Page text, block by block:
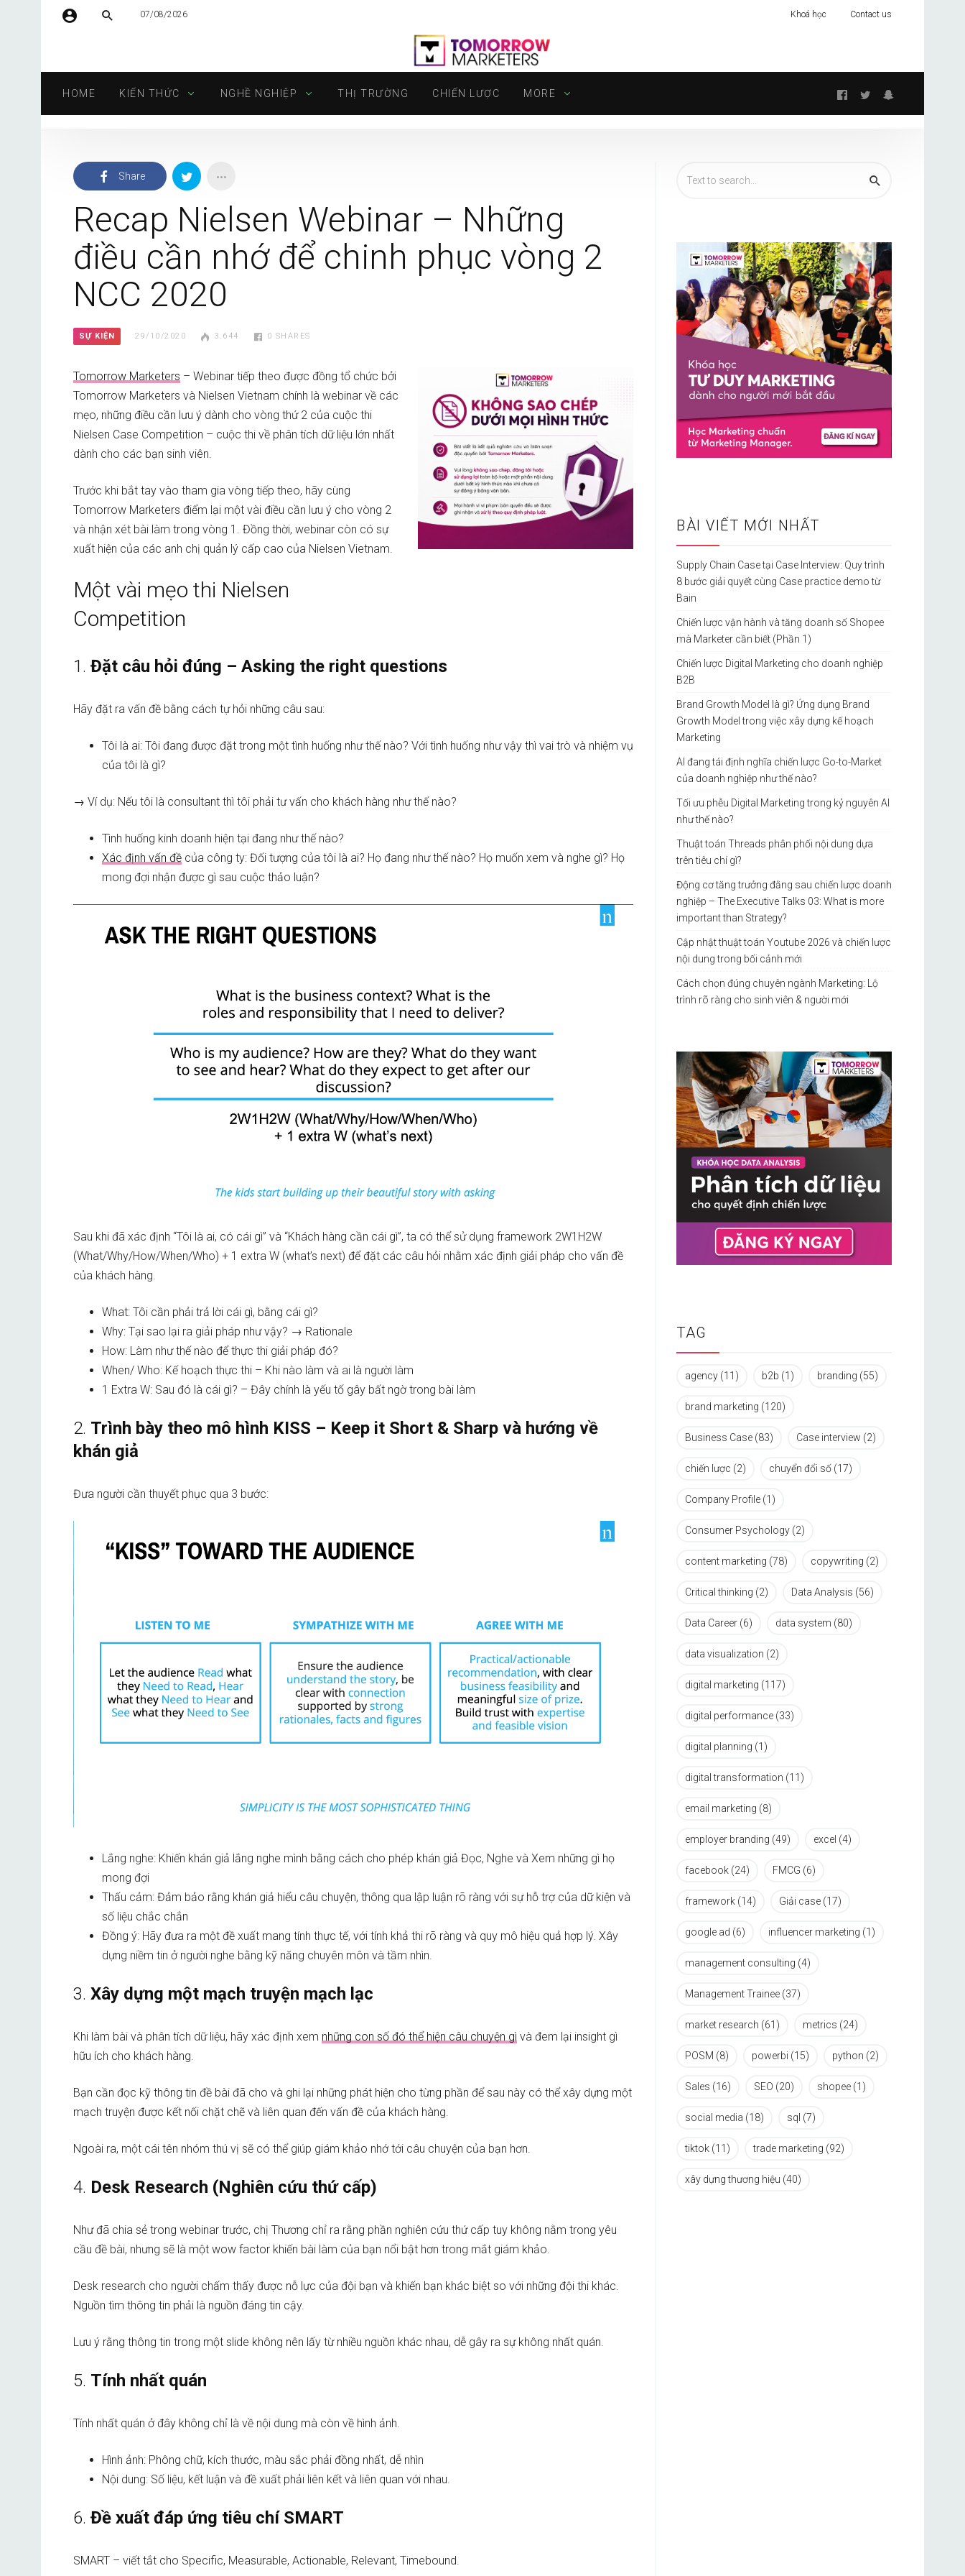
Mật khẩu
Tự động đăng nhập
07/08/2026 Khoá học Contact us
HOME KIẾN THỨC NGHỀ NGHIỆP THỊ TRƯỜNG CHIẾN LƯỢC MORE Follow
Share
Recap Nielsen Webinar – Những
điều cần nhớ để chinh phục vòng 2
NCC 2020
SỰ KIỆN 29/10/2020 3.644 0 SHARES
Tomorrow Marketers – Webinar tiếp theo được đồng tổ chức bởi
Tomorrow Marketers và Nielsen Vietnam chính là webinar về các
mẹo, những điều cần lưu ý dành cho vòng thứ 2 của cuộc thi
Nielsen Case Competition – cuộc thi về phân tích dữ liệu lớn nhất
dành cho các bạn sinh viên.
Trước khi bắt tay vào tham gia vòng tiếp theo, hãy cùng
Tomorrow Marketers điểm lại một vài điều cần lưu ý cho vòng 2
và nhận xét bài làm trong vòng 1. Đồng thời, webinar còn có sự
xuất hiện của các anh chị quản lý cấp cao của Nielsen Vietnam.
Một vài mẹo thi Nielsen
Competition
1. Đặt câu hỏi đúng – Asking the right questions
Hãy đặt ra vấn đề bằng cách tự hỏi những câu sau:
Tôi là ai: Tôi đang được đặt trong một tình huống như thế nào? Với tình huống như vậy thì vai trò và nhiệm vụ
của tôi là gì?
→ Ví dụ: Nếu tôi là consultant thì tôi phải tư vấn cho khách hàng như thế nào?
Tình huống kinh doanh hiện tại đang như thế nào?
Xác định vấn đề của công ty: Đối tượng của tôi là ai? Họ đang như thế nào? Họ muốn xem và nghe gì? Họ
mong đợi nhận được gì sau cuộc thảo luận?
Sau khi đã xác định “Tôi là ai, có cái gì” và “Khách hàng cần cái gì”, ta có thể sử dụng framework 2W1H2W
(What/Why/How/When/Who) + 1 extra W (what’s next) để đặt các câu hỏi nhằm xác định giải pháp cho vấn đề
của khách hàng.
What: Tôi cần phải trả lời cái gì, bằng cái gì?
Why: Tại sao lại ra giải pháp như vậy? → Rationale
How: Làm như thế nào để thực thi giải pháp đó?
When/ Who: Kế hoạch thực thi – Khi nào làm và ai là người làm
1 Extra W: Sau đó là cái gì? – Đây chính là yếu tố gây bất ngờ trong bài làm
2. Trình bày theo mô hình KISS – Keep it Short & Sharp và hướng về
khán giả
Đưa người cần thuyết phục qua 3 bước:
Lắng nghe: Khiến khán giả lắng nghe mình bằng cách cho phép khán giả Đọc, Nghe và Xem những gì họ
mong đợi
Thấu cảm: Đảm bảo rằng khán giả hiểu câu chuyện, thông qua lập luận rõ ràng với sự hỗ trợ của dữ kiện và
số liệu chắc chắn
Đồng ý: Hãy đưa ra một đề xuất mang tính thực tế, với tính khả thi rõ ràng và quy mô hiệu quả hợp lý. Xây
dựng niềm tin ở người nghe bằng kỹ năng chuyên môn và tầm nhìn.
3. Xây dựng một mạch truyện mạch lạc
Khi làm bài và phân tích dữ liệu, hãy xác định xem những con số đó thể hiện câu chuyện gì và đem lại insight gì
hữu ích cho khách hàng.
Bạn cần đọc kỹ thông tin đề bài đã cho và ghi lại những phát hiện cho từng phần để sau này có thể xây dựng một
mạch truyện được kết nối chặt chẽ và liên quan đến vấn đề của khách hàng.
Ngoài ra, một cái tên nhóm thú vị sẽ có thể giúp giám khảo nhớ tới câu chuyện của bạn hơn.
4. Desk Research (Nghiên cứu thứ cấp)
Như đã chia sẻ trong webinar trước, chị Thương chỉ ra rằng phần nghiên cứu thứ cấp tuy không nằm trong yêu
cầu đề bài, nhưng sẽ là một wow factor khiến bài làm của bạn nổi bật hơn trong mắt giám khảo.
Desk research cho người chấm thấy được nỗ lực của đội bạn và khiến bạn khác biệt so với những đội thi khác.
Nguồn tìm thông tin phải là nguồn đáng tin cậy.
Lưu ý rằng thông tin trong một slide không nên lấy từ nhiều nguồn khác nhau, dễ gây ra sự không nhất quán.
5. Tính nhất quán
Tính nhất quán ở đây không chỉ là về nội dung mà còn về hình ảnh.
Hình ảnh: Phông chữ, kích thước, màu sắc phải đồng nhất, dễ nhìn
Nội dung: Số liệu, kết luận và đề xuất phải liên kết và liên quan với nhau.
6. Đề xuất đáp ứng tiêu chí SMART
SMART – viết tắt cho Specific, Measurable, Actionable, Relevant, Timebound.
BÀI VIẾT MỚI NHẤT
Supply Chain Case tại Case Interview: Quy trình
8 bước giải quyết cùng Case practice demo từ
Bain
Chiến lược vận hành và tăng doanh số Shopee
mà Marketer cần biết (Phần 1)
Chiến lược Digital Marketing cho doanh nghiệp
B2B
Brand Growth Model là gì? Ứng dụng Brand
Growth Model trong việc xây dựng kế hoạch
Marketing
AI đang tái định nghĩa chiến lược Go-to-Market
của doanh nghiệp như thế nào?
Tối ưu phễu Digital Marketing trong kỷ nguyên AI
như thế nào?
Thuật toán Threads phân phối nội dung dựa
trên tiêu chí gì?
Động cơ tăng trưởng đằng sau chiến lược doanh
nghiệp – The Executive Talks 03: What is more
important than Strategy?
Cập nhật thuật toán Youtube 2026 và chiến lược
nội dung trong bối cảnh mới
Cách chọn đúng chuyên ngành Marketing: Lộ
trình rõ ràng cho sinh viên & người mới
TAG
agency (11) b2b (1) branding (55)
brand marketing (120)
Business Case (83) Case interview (2)
chiến lược (2) chuyển đổi số (17)
Company Profile (1)
Consumer Psychology (2)
content marketing (78) copywriting (2)
Critical thinking (2) Data Analysis (56)
Data Career (6) data system (80)
data visualization (2)
digital marketing (117)
digital performance (33)
digital planning (1)
digital transformation (11)
email marketing (8)
employer branding (49) excel (4)
facebook (24) FMCG (6)
framework (14) Giải case (17)
google ad (6) influencer marketing (1)
management consulting (4)
Management Trainee (37)
market research (61) metrics (24)
POSM (8) powerbi (15) python (2)
Sales (16) SEO (20) shopee (1)
social media (18) sql (7)
tiktok (11) trade marketing (92)
xây dựng thương hiệu (40)